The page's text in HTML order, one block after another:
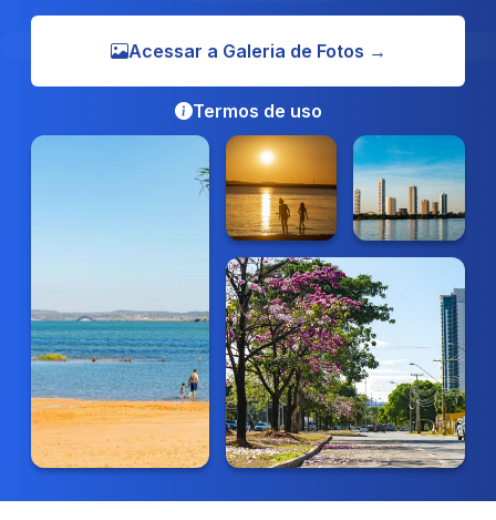
Termos de uso
Acessar a Galeria de Fotos →